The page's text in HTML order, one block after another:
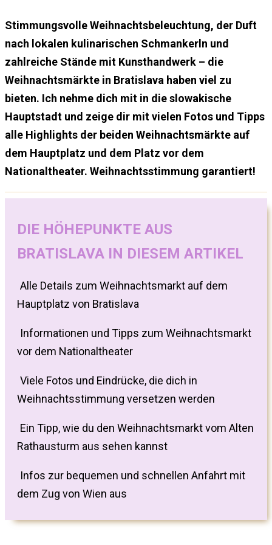
Stimmungsvolle Weihnachtsbeleuchtung, der Duft
nach lokalen kulinarischen Schmankerln und
zahlreiche Stände mit Kunsthandwerk – die
Weihnachtsmärkte in Bratislava haben viel zu
bieten. Ich nehme dich mit in die slowakische
Hauptstadt und zeige dir mit vielen Fotos und Tipps
alle Highlights der beiden Weihnachtsmärkte auf
dem Hauptplatz und dem Platz vor dem
Nationaltheater. Weihnachtsstimmung garantiert!
DIE HÖHEPUNKTE AUS
BRATISLAVA IN DIESEM ARTIKEL
Alle Details zum Weihnachtsmarkt auf dem
Hauptplatz von Bratislava
Informationen und Tipps zum Weihnachtsmarkt
vor dem Nationaltheater
Viele Fotos und Eindrücke, die dich in
Weihnachtsstimmung versetzen werden
Ein Tipp, wie du den Weihnachtsmarkt vom Alten
Rathausturm aus sehen kannst
Infos zur bequemen und schnellen Anfahrt mit
dem Zug von Wien aus